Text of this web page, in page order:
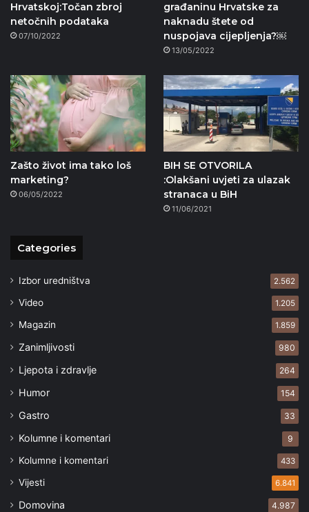
Hrvatskoj:Točan zbroj
netočnih podataka
07/10/2022
građaninu Hrvatske za
naknadu štete od
nuspojava cijepljenja?￼
13/05/2022
Zašto život ima tako loš
marketing?
06/05/2022
BIH SE OTVORILA
:Olakšani uvjeti za ulazak
stranaca u BiH
11/06/2021
Categories
Izbor uredništva 2.562
Video 1.205
Magazin 1.859
Zanimljivosti 980
Ljepota i zdravlje 264
Humor 154
Gastro 33
Kolumne i komentari 9
Kolumne i komentari 433
Vijesti 6.841
Domovina 4.987